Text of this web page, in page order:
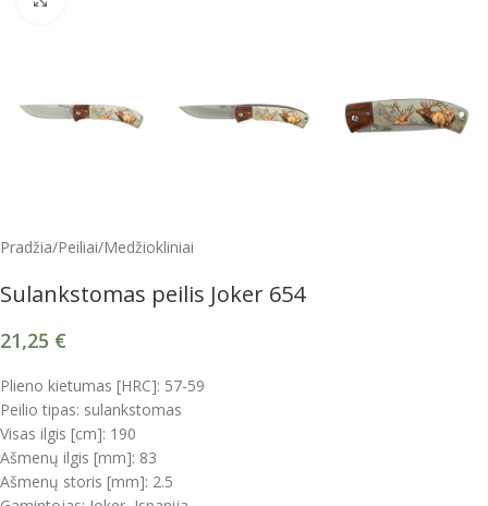
Pradžia/Peiliai/Medžiokliniai
Sulankstomas peilis Joker 654
21,25 €
Plieno kietumas [HRC]: 57-59
Peilio tipas: sulankstomas
Visas ilgis [cm]: 190
Ašmenų ilgis [mm]: 83
Ašmenų storis [mm]: 2.5